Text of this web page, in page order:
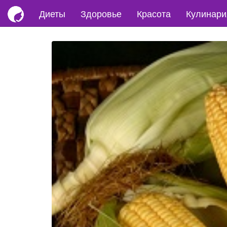
Диеты Здоровье Красота